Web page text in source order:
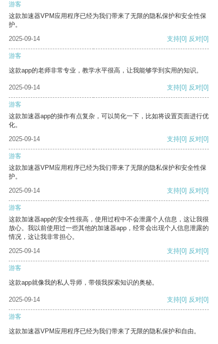
游客
这款加速器VPM应用程序已经为我们带来了无限的隐私保护和安全性保
护。
2025-09-14
支持[0] 反对[0]
游客
这款app的老师非常专业，教学水平很高，让我能够学到实用的知识。
2025-09-14 支持[0] 反对[0]
游客
这款加速器app的操作有点复杂，可以简化一下，比如将设置页面进行优
化。
2025-09-14
支持[0] 反对[0]
游客
这款加速器VPM应用程序已经为我们带来了无限的隐私保护和安全性保
护。
2025-09-14
支持[0] 反对[0]
游客
这款加速器app的安全性很高，使用过程中不会泄露个人信息，这让我很
放心。我以前使用过一些其他的加速器app，经常会出现个人信息泄露的
情况，这让我非常担心。
2025-09-14
支持[0] 反对[0]
游客
这款app就像我的私人导师，带领我探索知识的奥秘。
2025-09-14 支持[0] 反对[0]
游客
这款加速器VPM应用程序已经为我们带来了无限的隐私保护和自由。